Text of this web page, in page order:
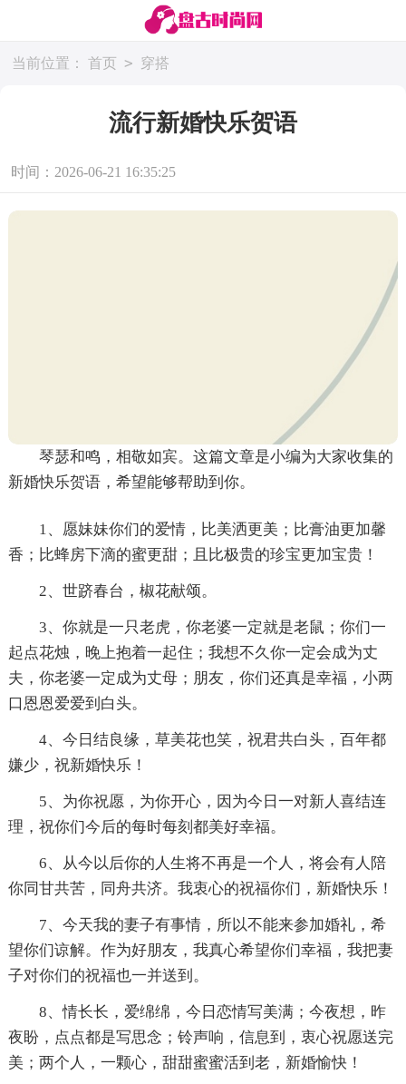
当前位置： 首页 > 穿搭
流行新婚快乐贺语
时间：2026-06-21 16:35:25
琴瑟和鸣，相敬如宾。这篇文章是小编为大家收集的
新婚快乐贺语，希望能够帮助到你。
1、愿妹妹你们的爱情，比美洒更美；比膏油更加馨
香；比蜂房下滴的蜜更甜；且比极贵的珍宝更加宝贵！
2、世跻春台，椒花献颂。
3、你就是一只老虎，你老婆一定就是老鼠；你们一
起点花烛，晚上抱着一起住；我想不久你一定会成为丈
夫，你老婆一定成为丈母；朋友，你们还真是幸福，小两
口恩恩爱爱到白头。
4、今日结良缘，草美花也笑，祝君共白头，百年都
嫌少，祝新婚快乐！
5、为你祝愿，为你开心，因为今日一对新人喜结连
理，祝你们今后的每时每刻都美好幸福。
6、从今以后你的人生将不再是一个人，将会有人陪
你同甘共苦，同舟共济。我衷心的祝福你们，新婚快乐！
7、今天我的妻子有事情，所以不能来参加婚礼，希
望你们谅解。作为好朋友，我真心希望你们幸福，我把妻
子对你们的祝福也一并送到。
8、情长长，爱绵绵，今日恋情写美满；今夜想，昨
夜盼，点点都是写思念；铃声响，信息到，衷心祝愿送完
美；两个人，一颗心，甜甜蜜蜜活到老，新婚愉快！